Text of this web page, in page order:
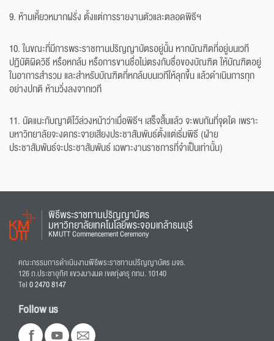
9. ห้ามเคี้ยวหมากฝรั่ง ตั้งแต่การรายงานตัวและตลอดพิธีฯ
10. ในขณะที่มีการพระราชทานปริญญาบัตรอยู่นั้น หากบัณฑิตที่อยู่บนเวที
ปฏิบัติผิดวิธี หรือหกล้ม หรือการขานชื่อไม่ตรงกับชื่อของบัณฑิต ให้บัณฑิตอยู่
ในอาการสำรวม และสำหรับบัณฑิตที่หกล้มบนเวทีให้ลุกขึ้น แล้วดำเนินการทุก
อย่างปกติ ห้ามวิ่งลงจากเวที
11. นัดแนะกับญาติไว้ล่วงหน้าว่าเมื่อพิธีฯ เสร็จสิ้นแล้ว จะพบกันที่จุดใด เพราะ
มหาวิทยาลัยจะงดกระจายเสียงประชาสัมพันธ์ตั้งแต่เริ่มพิธี (ฝ่าย
ประชาสัมพันธ์จะประชาสัมพันธ์ เฉพาะงานราชการที่จำเป็นเท่านั้น)
พิธีพระราชทานปริญญาบัตร
มหาวิทยาลัยเทคโนโลยีพระจอมเกล้าธนบุรี
KMUTT Commencement Ceremony
คณะกรรมการดำเนินงานพิธีพระราชทานปริญญาบัตร มจธ.
126 ถ.ประชาอุทิศ แขวงบางมด เขตทุ่งครุ กทม. 10140
Tel0 2470 8147
Follow us